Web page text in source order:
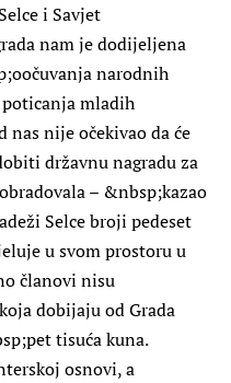
i Savjet
nam je dodijeljena
narodnih
mladih
nije očekivao da će
državnu nagradu za
– &nbsp;kazao
Selce broji pedeset
u svom prostoru u
članovi nisu
dobijaju od Grada
tisuća kuna.
osnovi, a